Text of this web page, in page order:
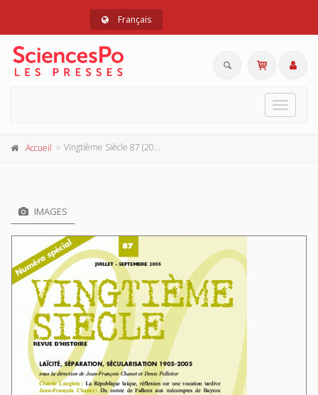
Français
Toggle
Accueil Vingtième Siècle 87 (2005-3)
IMAGES